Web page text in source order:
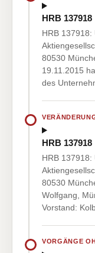
HRB 137918
HRB 137918:
80530
19.11.2015
des
HRB 137918
HRB 137918:
80530
Wolfgang,
Vorstand:
VORGÄNGE